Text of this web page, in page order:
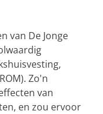
van De Jonge
Zo'n
van
en zou ervoor